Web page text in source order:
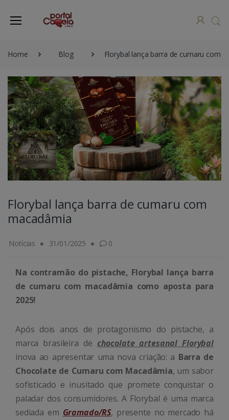
Home Blog Florybal lança barra de cumaru com
Florybal lança barra de cumaru com
macadâmia
Notícias 31/01/2025 0
Na contramão do pistache, Florybal lança barra
de cumaru com macadâmia como aposta para
2025!
Após dois anos de protagonismo do pistache, a
marca brasileira de chocolate artesanal Florybal
inova ao apresentar uma nova criação: a Barra de
Chocolate de Cumaru com Macadâmia, um sabor
sofisticado e inusitado que promete conquistar o
paladar dos consumidores. A Florybal é uma marca
sediada em Gramado/RS, presente no mercado há